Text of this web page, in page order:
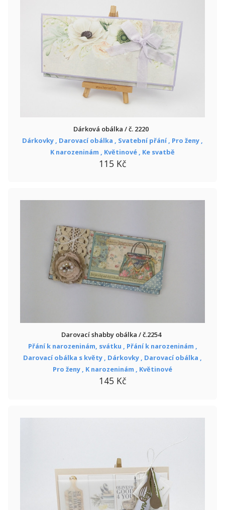
Dárková obálka / č. 2220
Dárkovky , Darovací obálka , Svatební přání , Pro ženy ,
K narozeninám , Květinové , Ke svatbě
115 Kč
Darovací shabby obálka / č.2254
Přání k narozeninám, svátku , Přání k narozeninám ,
Darovací obálka s květy , Dárkovky , Darovací obálka ,
Pro ženy , K narozeninám , Květinové
145 Kč